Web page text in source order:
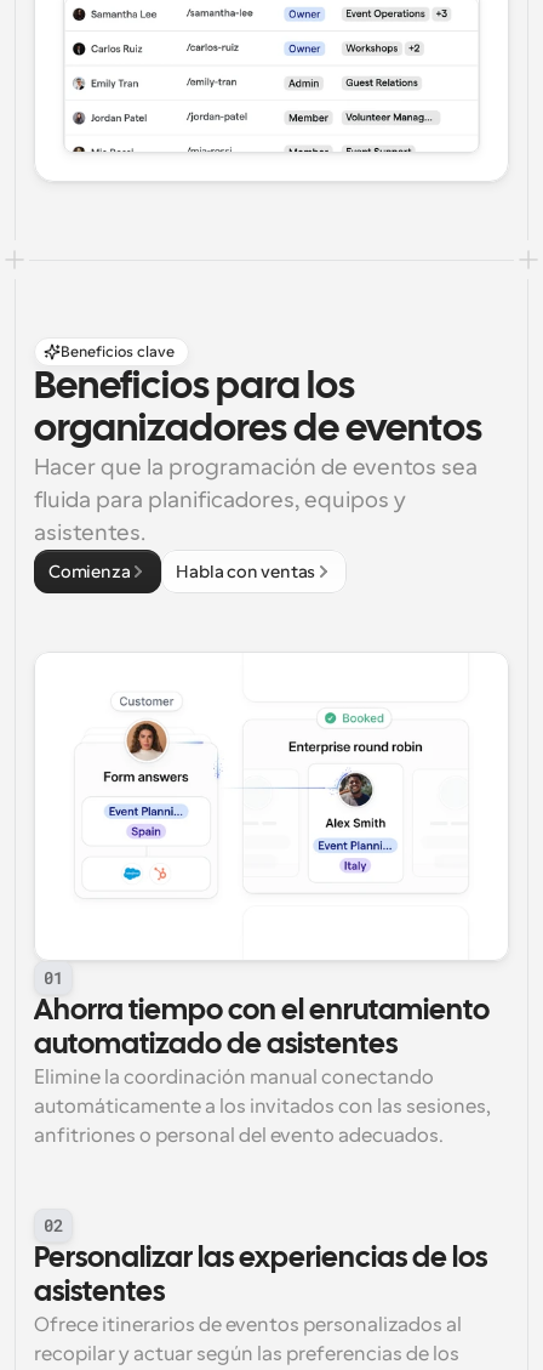
Beneficios clave
Beneficios para los
organizadores de eventos
Hacer que la programación de eventos sea
fluida para planificadores, equipos y
asistentes.
Comienza Habla con ventas
01
Ahorra tiempo con el enrutamiento
automatizado de asistentes
Elimine la coordinación manual conectando
automáticamente a los invitados con las sesiones,
anfitriones o personal del evento adecuados.
02
Personalizar las experiencias de los
asistentes
Ofrece itinerarios de eventos personalizados al
recopilar y actuar según las preferencias de los